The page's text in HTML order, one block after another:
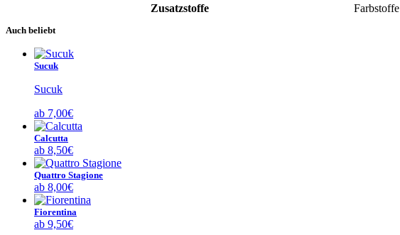
Zusatzstoffe
Farbstoffe
Auch beliebt
Sucuk
Sucuk
ab 7,00€
Calcutta
ab 8,50€
Quattro Stagione
ab 8,00€
Fiorentina
ab 9,50€